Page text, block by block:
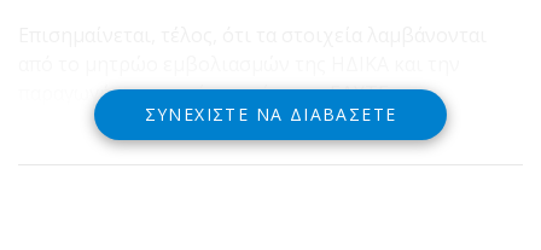
παραγωγή του εγγράφου κάνει το ΕΔΥΤΕ.
ΣΥΝΕΧΊΣΤΕ ΝΑ ΔΙΑΒΆΣΕΤΕ